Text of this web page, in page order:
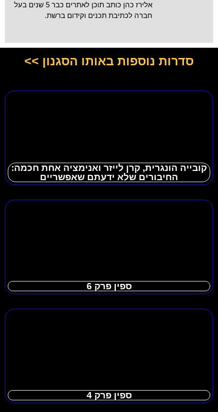
אלירז כהן כותב תוכן לאתרים כבר 5 שנים בעל
חברה לכתיבת תכנים וקידום ברשת.
סדרות נוספות באותו הסגנון >>
קובייה הונגרית, קרן לייזר ואנימציה אחת חכמה:
החיבורים שלא ידעתם שאפשריים
ספין פרק 6
ספין פרק 4